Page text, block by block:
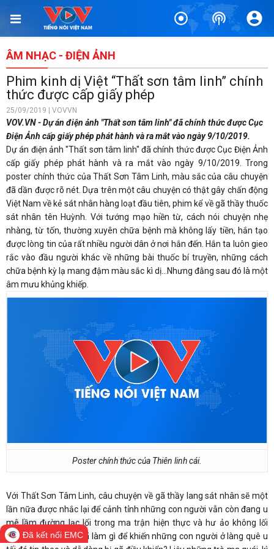
ÂM NHẠC - ĐIỆN ẢNH
Phim kinh dị Việt “Thất sơn tâm linh” chính
thức được cấp giấy phép
25/09/2019 | VOVVN
VOV.VN - Dự án điện ảnh "Thất sơn tâm linh" đã chính thức được Cục
Điện Ảnh cấp giấy phép phát hành và ra mắt vào ngày 9/10/2019.
Dự án điện ảnh "Thất sơn tâm linh" đã chính thức được Cục Điện Ảnh
cấp giấy phép phát hành và ra mắt vào ngày 9/10/2019. Trong
poster chính thức của Thất Sơn Tâm Linh, màu sắc của câu chuyện
đã dần được rõ nét. Dựa trên một câu chuyện có thật gây chấn động
Việt Nam về kẻ sát nhân hàng loạt đầu tiên, phim kể về gã thầy thuốc
sát nhân tên Huỳnh. Với tướng mạo hiền từ, cách nói chuyện nhẹ
nhàng, từ tốn, thường xuyên chữa bệnh mà không lấy tiền, hắn tạo
được lòng tin của rất nhiều người dân ở nơi hắn đến. Hắn ta luôn gieo
rắc vào đầu người khác về những bài thuốc bí truyền, những cách
chữa bệnh kỳ lạ mang đậm màu sắc kì dị…Nhưng đằng sau đó là một
âm mưu khủng khiếp.
Poster chính thức của Thiên linh cái.
Với Thất Sơn Tâm Linh, câu chuyện về gã thầy lang sát nhân sẽ một
lần nữa được nhắc lại để cảnh tỉnh những con người vẫn còn đang u
mê lầm đường lạc lối trong ma trận hiện thực và hư ảo không lối
thoát.Gã thầy lang đã làm gì để khiến những con người ở làng quê u
Đã kết nối EMC